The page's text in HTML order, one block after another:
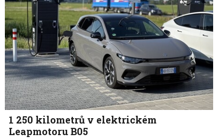
1 250 kilometrů v elektrickém
Leapmotoru B05